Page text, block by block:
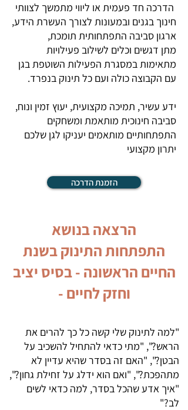
הדרכה חד פעמית או ליווי מתמשך לצוותי
חינוך בגנים ובמעונות לצורך העשרת הידע,
ארגון סביבה התפתחותית תומכת,
מתן דגשים וכלים לשילוב פעילויות
מתאימות במסגרת הפעילות השוטפת בגן
עם הקבוצה כולה ועם כל תינוק בנפרד.
ידע עשיר, תמיכה מקצועית, יעוץ זמין ונוח,
סביבה חינוכית מותאמת ומשחקים
התפתחותיים מותאמים יעניקו לגן שלכם
יתרון מקצועי
הזמנת הדרכה
הרצאה בנושא
התפתחות התינוק בשנת
החיים הראשונה - בסיס יציב
וחזק לחיים -
"למה לתינוק שלי קשה כל כך להרים את
הראש?", "מתי כדאי להתחיל להשכיב על
הבטן?", "האם זה בסדר שהיא עדיין לא
מתהפכת?", "ואם הוא ידלג על זחילת גחון?",
"איך אדע שהכל בסדר, למה כדאי לשים
לב?"